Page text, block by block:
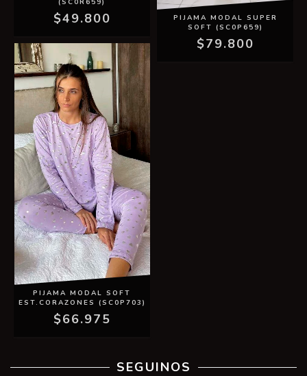
$49.800
PIJAMA MODAL SUPER
SOFT (SC0P659)
$79.800
PIJAMA MODAL SOFT
EST.CORAZONES (SC0P703)
$66.975
SEGUINOS